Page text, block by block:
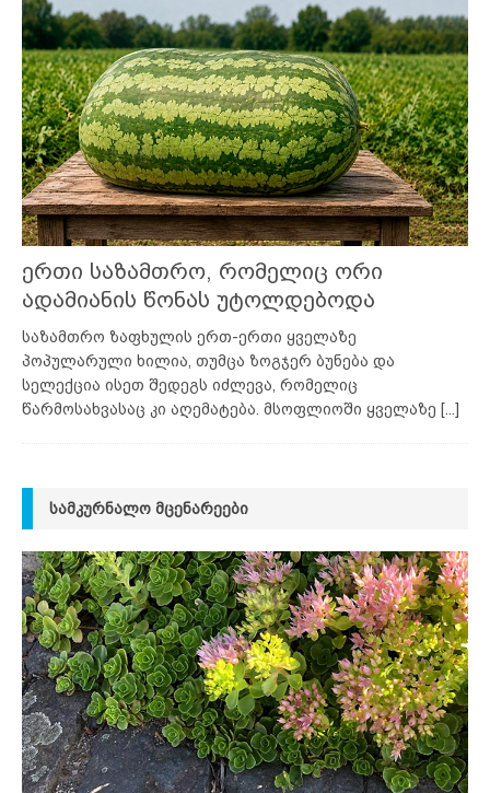
ერთი საზამთრო, რომელიც ორი
ადამიანის წონას უტოლდებოდა
საზამთრო ზაფხულის ერთ-ერთი ყველაზე
პოპულარული ხილია, თუმცა ზოგჯერ ბუნება და
სელექცია ისეთ შედეგს იძლევა, რომელიც
წარმოსახვასაც კი აღემატება. მსოფლიოში ყველაზე [...]
ᲡᲐᲛᲙᲣᲠᲜᲐᲚᲝ ᲛᲪᲔᲜᲐᲠᲔᲔᲑᲘ